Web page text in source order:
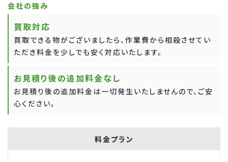
会社の強み
買取対応
買取できる物がございましたら、作業費から相殺させてい
ただき料金を少しでも安く対応いたします。
お見積り後の追加料金なし
お見積り後の追加料金は一切発生いたしませんので、ご安
心ください。
料金プラン